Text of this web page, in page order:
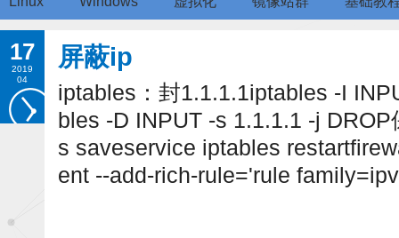
17
2019
04
屏蔽ip
iptables：封1.1.1.1iptables -I
bles -D INPUT -s 1.1.1.1 -j
s saveservice iptables
ent --add-rich-rule='rule